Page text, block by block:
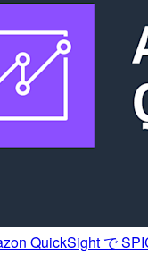
QuickSight で